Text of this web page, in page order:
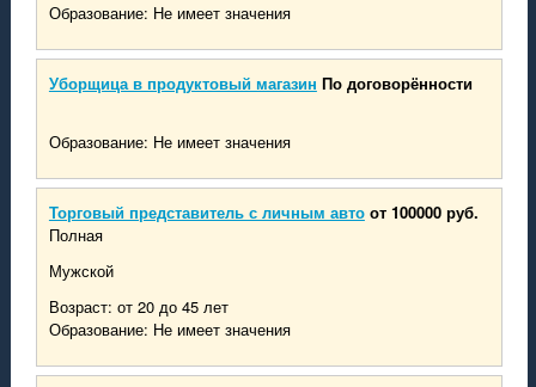
Образование: Не имеет значения
Уборщица в продуктовый магазин По договорённости
Образование: Не имеет значения
Торговый представитель с личным авто от 100000 руб.
Полная
Мужской
Возраст: от 20 до 45 лет
Образование: Не имеет значения